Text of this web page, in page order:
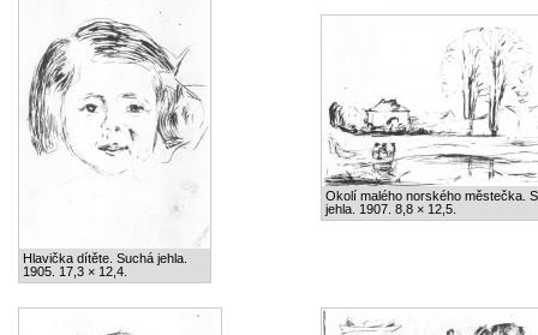
Hlavička dítěte. Suchá jehla.
1905. 17,3 × 12,4.
Okolí malého norského městečka.
jehla. 1907. 8,8 × 12,5.